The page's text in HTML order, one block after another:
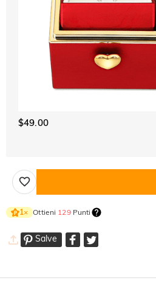
$49.00
1× Ottieni 129Punti
Salve